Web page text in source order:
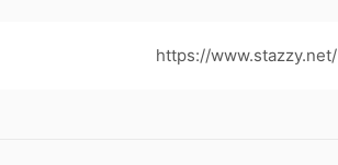
https://www.stazzy.net/